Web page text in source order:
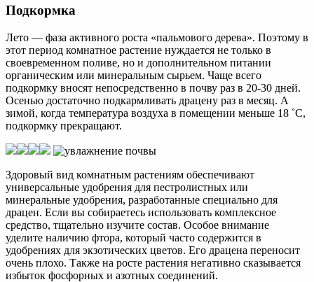
Подкормка
Лето — фаза активного роста «пальмового дерева». Поэтому в
этот период комнатное растение нуждается не только в
своевременном поливе, но и дополнительном питании
органическим или минеральным сырьем. Чаще всего
подкормку вносят непосредственно в почву раз в 20-30 дней.
Осенью достаточно подкармливать драцену раз в месяц. А
зимой, когда температура воздуха в помещении меньше 18 ˚С,
подкормку прекращают.
Здоровый вид комнатным растениям обеспечивают
универсальные удобрения для пестролистных или
минеральные удобрения, разработанные специально для
драцен. Если вы собираетесь использовать комплексное
средство, тщательно изучите состав. Особое внимание
уделите наличию фтора, который часто содержится в
удобрениях для экзотических цветов. Его драцена переносит
очень плохо. Также на росте растения негативно сказывается
избыток фосфорных и азотных соединений.